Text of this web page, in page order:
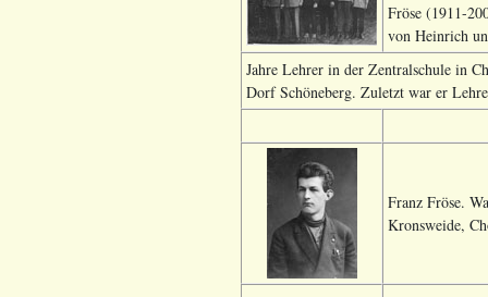
Fröse (1911-
von Heinrich
Jahre Lehrer in der Zentralschule in
Dorf Schöneberg. Zuletzt war er
Franz Fröse.
Kronsweide,